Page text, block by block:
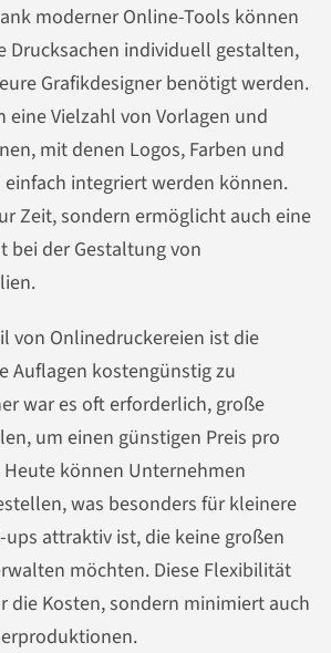
moderner Online-Tools können
Drucksachen individuell gestalten,
Grafikdesigner benötigt werden.
eine Vielzahl von Vorlagen und
mit denen Logos, Farben und
integriert werden können.
Zeit, sondern ermöglicht auch eine
bei der Gestaltung von
von Onlinedruckereien ist die
Auflagen kostengünstig zu
war es oft erforderlich, große
um einen günstigen Preis pro
können Unternehmen
was besonders für kleinere
attraktiv ist, die keine großen
möchten. Diese Flexibilität
die Kosten, sondern minimiert auch